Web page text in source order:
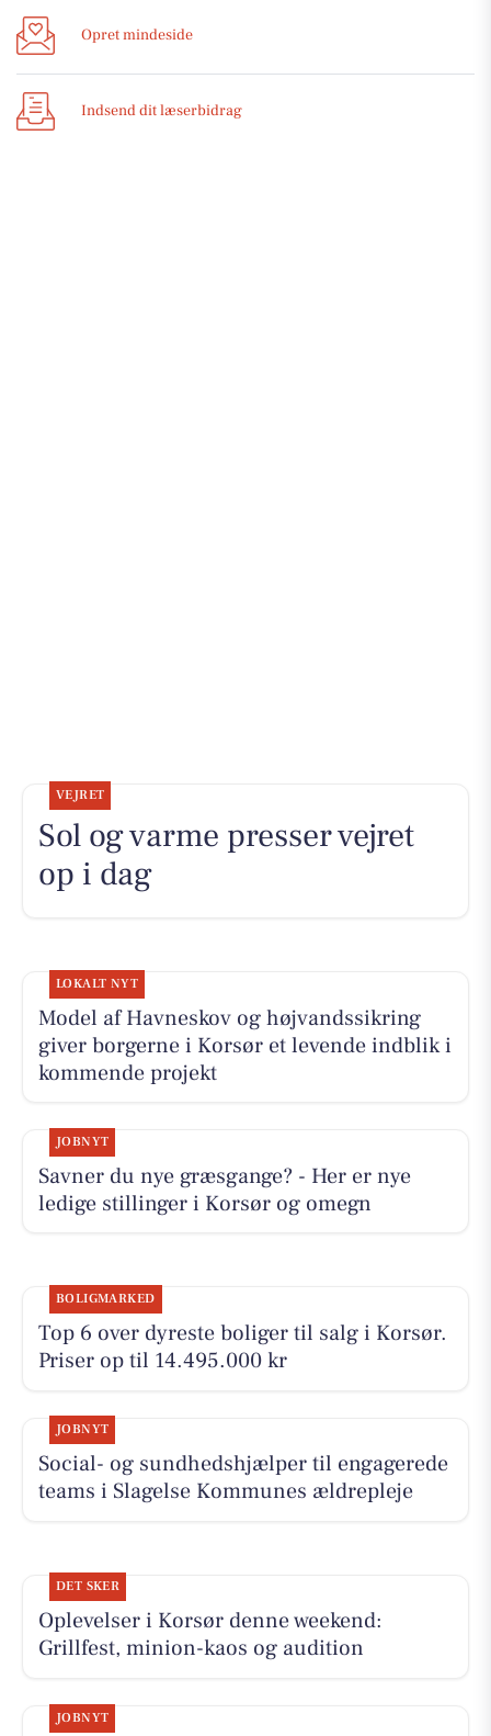
Opret mindeside
Indsend dit læserbidrag
VEJRET
Sol og varme presser vejret
op i dag
LOKALT NYT
Model af Havneskov og højvandssikring
giver borgerne i Korsør et levende indblik i
kommende projekt
JOBNYT
Savner du nye græsgange? - Her er nye
ledige stillinger i Korsør og omegn
BOLIGMARKED
Top 6 over dyreste boliger til salg i Korsør.
Priser op til 14.495.000 kr
JOBNYT
Social- og sundhedshjælper til engagerede
teams i Slagelse Kommunes ældrepleje
DET SKER
Oplevelser i Korsør denne weekend:
Grillfest, minion-kaos og audition
JOBNYT